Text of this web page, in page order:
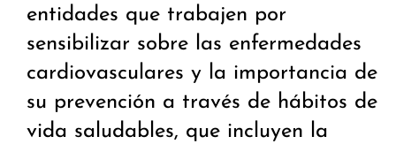
entidades que trabajen por
sensibilizar sobre las enfermedades
cardiovasculares y la importancia de
su prevención a través de hábitos de
vida saludables, que incluyen la